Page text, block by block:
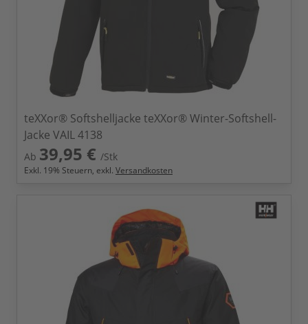
teXXor® Softshelljacke teXXor® Winter-Softshell-
Jacke VAIL 4138
Ab 39,95 € /Stk
Exkl. 19% Steuern, exkl. Versandkosten